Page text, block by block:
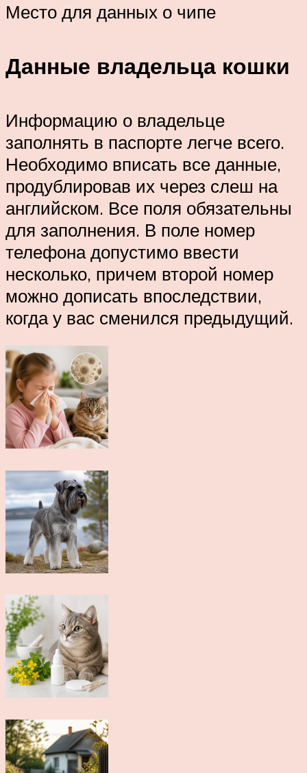
Место для данных о чипе
Данные владельца кошки
Информацию о владельце
заполнять в паспорте легче всего.
Необходимо вписать все данные,
продублировав их через слеш на
английском. Все поля обязательны
для заполнения. В поле номер
телефона допустимо ввести
несколько, причем второй номер
можно дописать впоследствии,
когда у вас сменился предыдущий.